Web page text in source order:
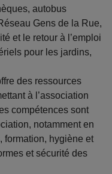
autobus
Gens de la Rue,
et le retour à l’emploi
pour les jardins,
des ressources
à l’association
compétences sont
notamment en
formation, hygiène et
et sécurité des